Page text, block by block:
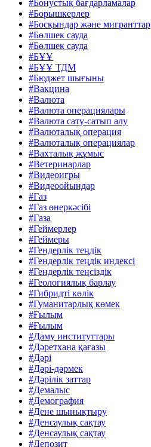
#Бонустық бағдарламалар
#Борышкерлер
#Босқындар және мигранттар
#Бөлшек сауда
#Бөлшек сауда
#БҰҰ
#БҰҰ ТДМ
#Бюджет шығыны
#Вакцина
#Валюта
#Валюта операциялары
#Валюта сату-сатып алу
#Валюталық операция
#Валюталық операциялар
#Вахталық жұмыс
#Ветеринарлар
#Видеоигры
#Видеоойындар
#Газ
#Газ өнеркәсібі
#Газа
#Геймерлер
#Геймеры
#Гендерлік теңдік
#Гендерлік теңдік индексі
#Гендерлік теңсіздік
#Геологиялық барлау
#Гибридті көлік
#Гуманитарлық көмек
#Ғылым
#Ғылым
#Даму институттары
#Дәретхана қағазы
#Дәрі
#Дәрі-дәрмек
#Дәрілік заттар
#Демалыс
#Демография
#Дене шынықтыру
#Денсаулық сақтау
#Денсаулық сақтау
#Депозит